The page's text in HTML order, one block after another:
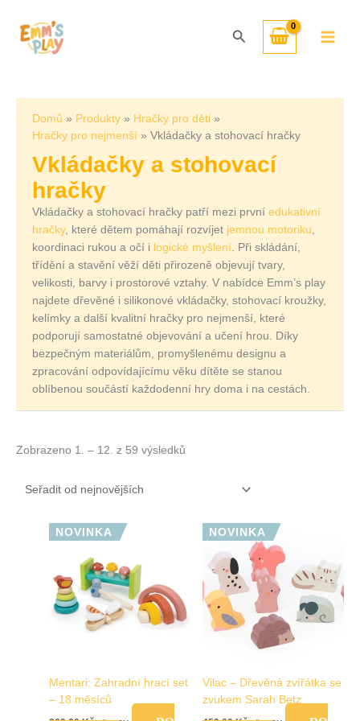
obsah
Hledat
Domů Produkty
Hračky pro děti
Hračky pro nejmenší
Vkládačky a stohovací hračky
Vkládačky a stohovací
hračky
Vkládačky a stohovací hračky patří mezi první edukativní
hračky, které dětem pomáhají rozvíjet jemnou motoriku,
koordinaci rukou a očí i logické myšlení. Při skládání,
třídění a stavění věží děti přirozeně objevují tvary,
velikosti, barvy i prostorové vztahy. V nabídce Emm’s play
najdete dřevěné i silikonové vkládačky, stohovací kroužky,
kelímky a další kvalitní hračky pro nejmenší, které
podporují samostatné objevování a učení hrou. Díky
bezpečným materiálům, promyšlenému designu a
zpracování odpovídajícímu věku dítěte se stanou
oblíbenou součástí každodenní hry doma i na cestách.
Zobrazeno 1. – 12. z 59 výsledků
nejnovějších
NOVINKA
Mentari: Zahradní hrací set
– 18 měsíců
NOVINKA
Vilac – Dřevěná zvířátka se
zvukem Sarah Betz